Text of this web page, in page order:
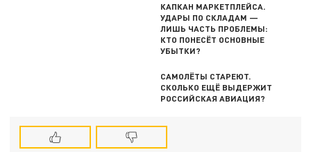
КАПКАН МАРКЕТПЛЕЙСА.
УДАРЫ ПО СКЛАДАМ —
ЛИШЬ ЧАСТЬ ПРОБЛЕМЫ:
КТО ПОНЕСЁТ ОСНОВНЫЕ
УБЫТКИ?
САМОЛЁТЫ СТАРЕЮТ.
СКОЛЬКО ЕЩЁ ВЫДЕРЖИТ
РОССИЙСКАЯ АВИАЦИЯ?